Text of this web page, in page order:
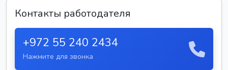
Контакты работодателя
+972 55 240 2434
Нажмите для звонка